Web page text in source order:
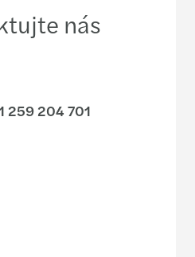
nás
259 204 701